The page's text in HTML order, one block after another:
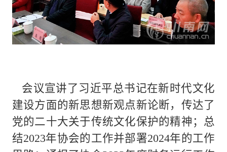
会议宣讲了习近平总书记在新时代文化
建设方面的新思想新观点新论断，传达了
党的二十大关于传统文化保护的精神；总
结2023年协会的工作并部署2024年的工作